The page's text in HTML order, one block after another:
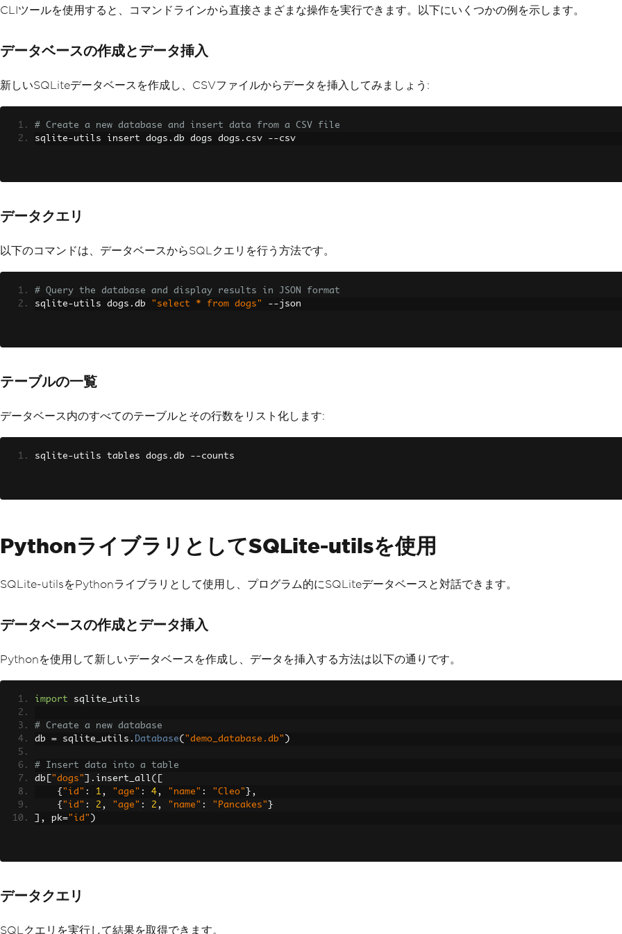
CLIツールを使用すると、コマンドラインから直接さまざまな操作を実行できます。以下にいくつかの例を示します。
データベースの作成とデータ挿入
新しいSQLiteデータベースを作成し、CSVファイルからデータを挿入してみましょう:
# Create a new database and insert data from a CSV file
sqlite-utils insert dogs . db dogs dogs . csv --csv
データクエリ
以下のコマンドは、データベースからSQLクエリを行う方法です。
# Query the database and display results in JSON format
sqlite-utils dogs . db "select * from dogs" --json
テーブルの一覧
データベース内のすべてのテーブルとその行数をリスト化します:
sqlite-utils tables dogs . db --counts
PythonライブラリとしてSQLite-utilsを使用
SQLite-utilsをPythonライブラリとして使用し、プログラム的にSQLiteデータベースと対話できます。
データベースの作成とデータ挿入
Pythonを使用して新しいデータベースを作成し、データを挿入する方法は以下の通りです。
import sqlite_utils
# Create a new database
db = sqlite_utils . Database( "demo_database.db" )
# Insert data into a table
db
"dogs" ]. insert_all([
{ "id" : 1, "age" : 4, "name" : "Cleo" },
{ "id" : 2 , "age" : 2 , "name" : "Pancakes" }
],
pk="id" )
データクエリ
SQLクエリを実行して結果を取得できます。